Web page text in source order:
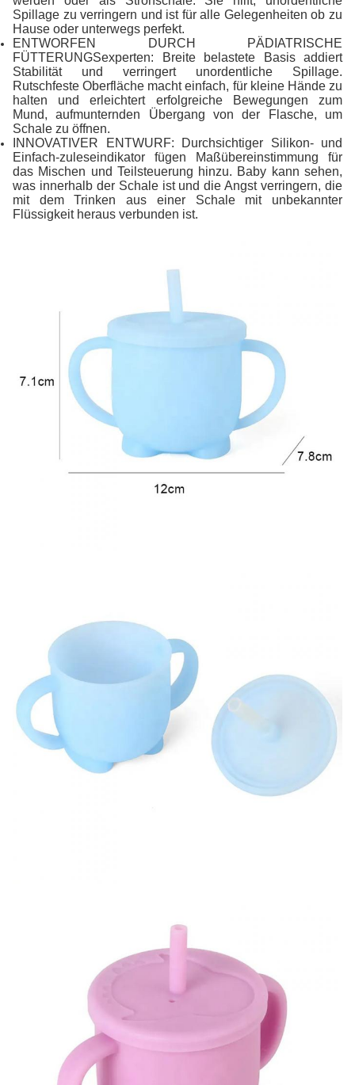
Spillage zu verringern und ist für alle Gelegenheiten ob zu
Hause oder unterwegs perfekt.
ENTWORFEN DURCH PÄDIATRISCHE
FÜTTERUNGSexperten: Breite belastete Basis addiert
Stabilität und verringert unordentliche Spillage.
Rutschfeste Oberfläche macht einfach, für kleine Hände zu
halten und erleichtert erfolgreiche Bewegungen zum
Mund, aufmunternden Übergang von der Flasche, um
Schale zu öffnen.
INNOVATIVER ENTWURF: Durchsichtiger Silikon- und
Einfach-zuleseindikator fügen Maßübereinstimmung für
das Mischen und Teilsteuerung hinzu. Baby kann sehen,
was innerhalb der Schale ist und die Angst verringern, die
mit dem Trinken aus einer Schale mit unbekannter
Flüssigkeit heraus verbunden ist.